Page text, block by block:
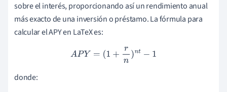
sobre el interés, proporcionando así un rendimiento anual
más exacto de una inversión o préstamo. La fórmula para
calcular el APY en LaTeX es:
A PY =(1 +rn )nt−1
donde: